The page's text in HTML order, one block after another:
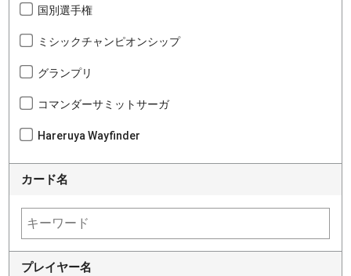
国別選手権
ミシックチャンピオンシップ
グランプリ
コマンダーサミットサーガ
Hareruya Wayfinder
カード名
プレイヤー名